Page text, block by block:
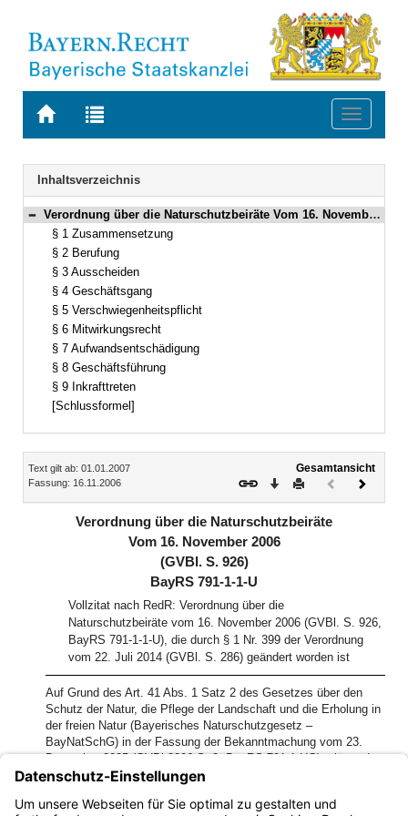
Zur
BAYERN.RECHT
Zur
letzten
Suche
Toggle
Navigation
Inhaltsverzeichnis
Bereich reduzieren
Verordnung über die Naturschutzbeiräte Vom 16. November 2006 (GVBl. S. 926) BayRS 791-1-1-U (§§ 1–9)
§ 1 Zusammensetzung
§ 2 Berufung
§ 3 Ausscheiden
§ 4 Geschäftsgang
§ 5 Verschwiegenheitspflicht
§ 6 Mitwirkungsrecht
§ 7 Aufwandsentschädigung
§ 8 Geschäftsführung
§ 9 Inkrafttreten
[Schlussformel]
Inhalt
Text gilt ab: 01.01.2007
Fassung: 16.11.2006
Gesamtansicht
Download
DruckenVorheriges
Verordnung über die Naturschutzbeiräte
Vom 16. November 2006
(GVBl. S. 926)
BayRS 791-1-1-U
Vollzitat nach RedR: Verordnung über die
Naturschutzbeiräte vom 16. November 2006 (GVBl. S. 926,
BayRS 791-1-1-U), die durch § 1 Nr. 399 der Verordnung
vom 22. Juli 2014 (GVBl. S. 286) geändert worden ist
Auf Grund des Art. 41 Abs. 1 Satz 2 des Gesetzes über den
Schutz der Natur, die Pflege der Landschaft und die Erholung in
der freien Natur (Bayerisches Naturschutzgesetz –
BayNatSchG) in der Fassung der Bekanntmachung vom 23.
Dezember 2005 (GVBl 2006 S. 2, BayRS 791-1-UG) erlässt das
Bayerische Staatsministerium für Umwelt, Gesundheit und
Staatsministerien der Finanzen, des Innern und für